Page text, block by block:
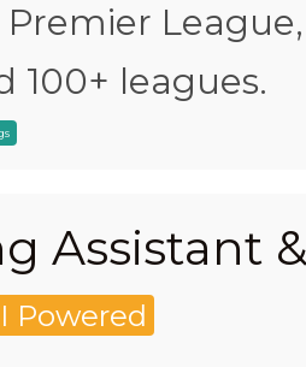
Premier League,
100+ leagues.
Assistant
Powered